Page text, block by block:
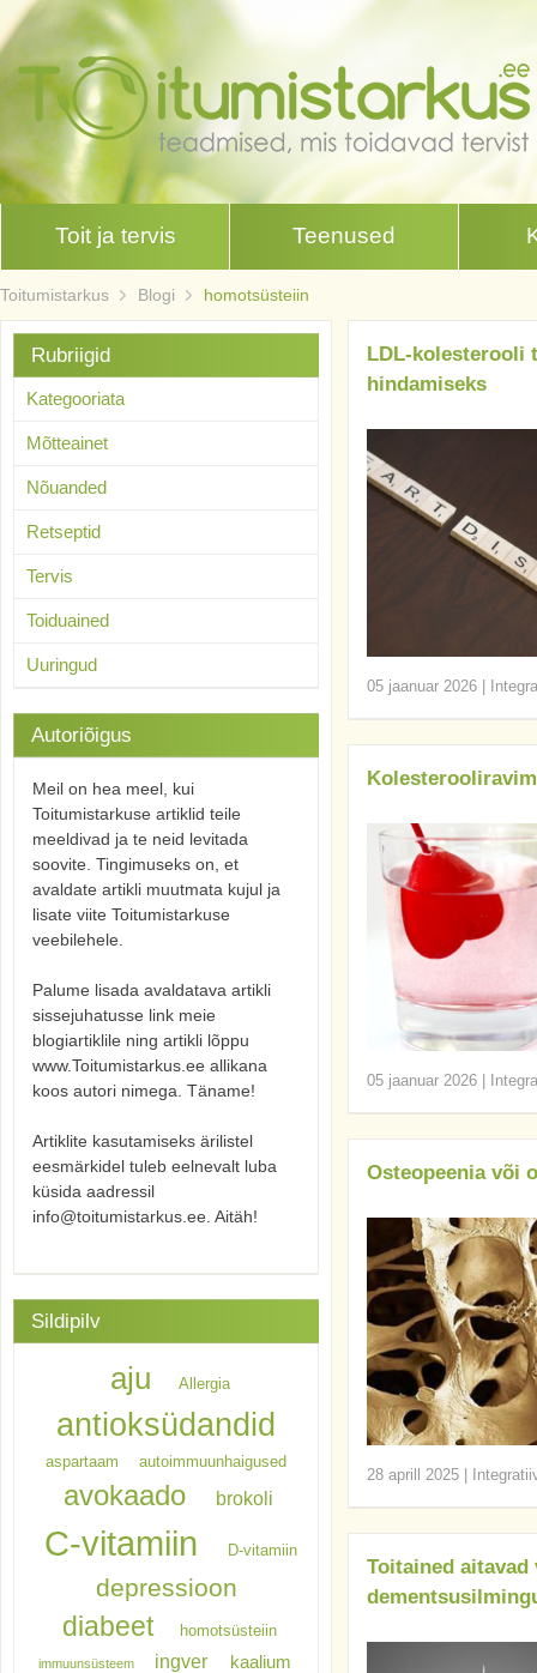
Toit ja tervis Teenused
Toitumistarkus Blogi homotsüsteiin
LDL-kolesterooli
hindamiseks
05 jaanuar 2026
05 jaanuar 2026
Osteopeenia või
28 aprill 2025
Toitained aitavad
Rubriigid
Kategooriata
Mõtteainet
Nõuanded
Retseptid
Tervis
Toiduained
Uuringud
Autoriõigus
Meil on hea meel, kui
Toitumistarkuse artiklid teile
meeldivad ja te neid levitada
soovite. Tingimuseks on, et
avaldate artikli muutmata kujul ja
lisate viite Toitumistarkuse
veebilehele.
Palume lisada avaldatava artikli
sissejuhatusse link meie
blogiartiklile ning artikli lõppu
www.Toitumistarkus.ee allikana
koos autori nimega. Täname!
Artiklite kasutamiseks ärilistel
eesmärkidel tuleb eelnevalt luba
küsida aadressil
info@toitumistarkus.ee. Aitäh!
Sildipilv
aju Allergia
antioksüdandid
aspartaam autoimmuunhaigused
avokaado brokoli
C-vitamiin D-vitamiin
depressioon
diabeet homotsüsteiin
immuunsüsteem ingver kaalium